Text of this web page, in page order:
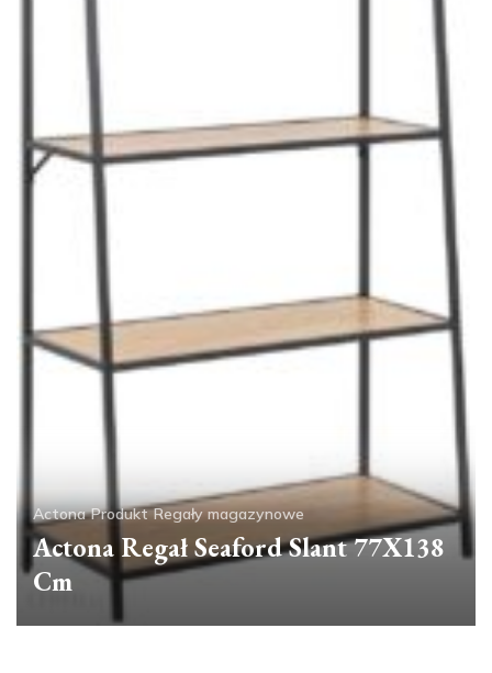
Actona Produkt Regały magazynowe
Actona Regał Seaford Slant 77X138
Cm